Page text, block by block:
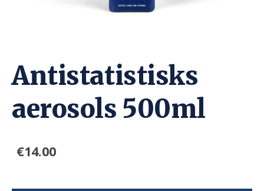
Antistatistisks
aerosols 500ml
€14.00